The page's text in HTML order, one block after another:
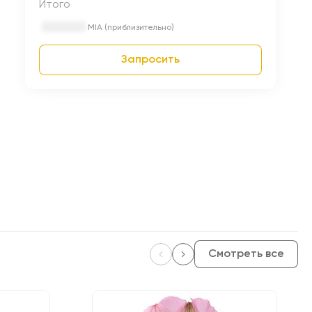
Итого
MIA (приблизительно)
Запросить
Смотреть все